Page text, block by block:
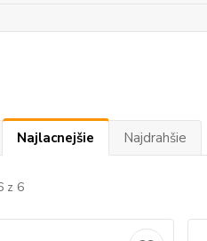
Najlacnejšie Najdrahšie
z 6